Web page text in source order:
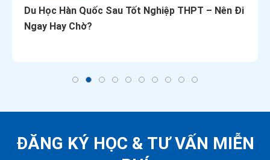
Du Học Hàn Quốc Sau Tốt Nghiệp THPT – Nên Đi
Ngay Hay Chờ?
ĐĂNG KÝ HỌC & TƯ VẤN MIỄN